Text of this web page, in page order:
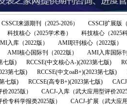
CSSCI来源期刊（2025-2026）
CSSCI扩展版
科技核心（2025学术卷）
科技核心（2025
入库（2022版）
AMI职刊核心（2022版）
AMI核心国际刊（2022版）
AMI入库国际
七版)
RCCSE(中文核心A-)(2023第七版)
第七版)
RCCSE(中文oaB+)(2023第七版)
七版)
RCCSE(高专B+)(2023第七版)
2025版）
CACJ-入库（武大应用型评价
专科学报类2025版）
CACJ-扩展（武大应